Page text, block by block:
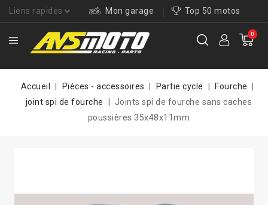
Liens rapides Mon garage Top 50 motos
0
Accueil Pièces - accessoires Partie cycle
Fourche
joint spi de fourche
Joints spi de fourche sans caches
poussières 35x48x11mm